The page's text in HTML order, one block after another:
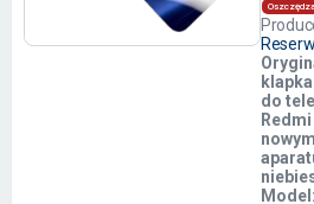
do
Model: